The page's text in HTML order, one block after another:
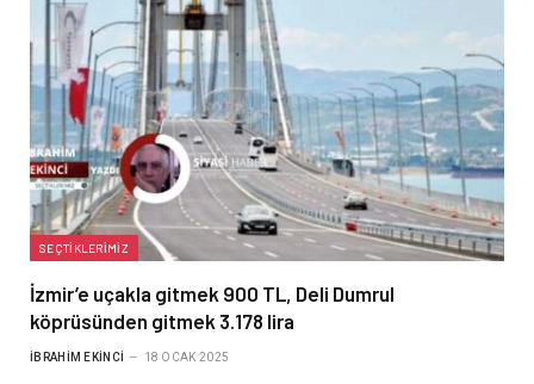
SEÇTIKLERIMIZ
İzmir’e uçakla gitmek 900 TL, Deli Dumrul
köprüsünden gitmek 3.178 lira
İBRAHIM EKINCI 18 OCAK 2025